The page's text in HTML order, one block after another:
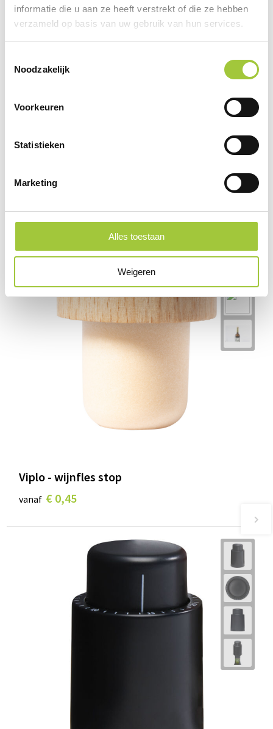
informatie die u aan ze heeft verstrekt of die ze hebben
verzameld op basis van uw gebruik van hun services.
Noodzakelijk
Voorkeuren
Statistieken
Marketing
Alles toestaan
Weigeren
vanaf € 0,36
Viplo - wijnfles stop
vanaf € 0,45